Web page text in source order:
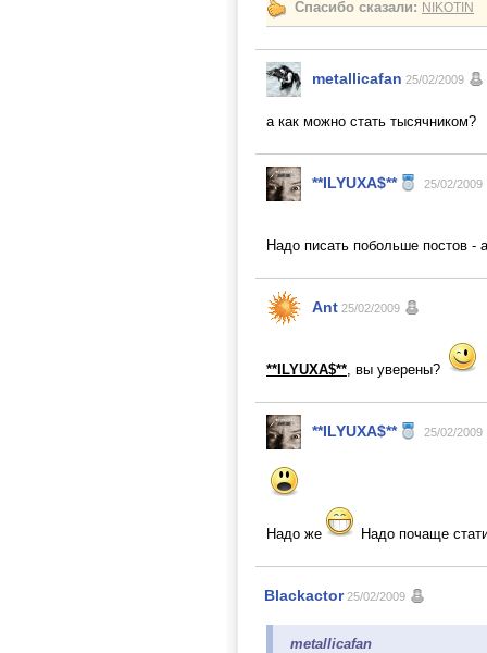
Спасибо сказали: NIKOTIN
metallicafan 25/02/2009
а как можно стать тысячником?
**ILYUXA$** 25/02/2009
Надо писать побольше постов -
Ant 25/02/2009
**ILYUXA$**, вы уверены?
**ILYUXA$** 25/02/2009
Надо же Надо почаще
Blackactor 25/02/2009
metallicafan